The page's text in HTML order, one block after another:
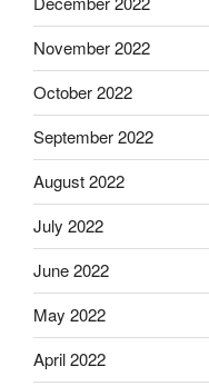
November 2022
October 2022
September 2022
August 2022
July 2022
June 2022
May 2022
April 2022